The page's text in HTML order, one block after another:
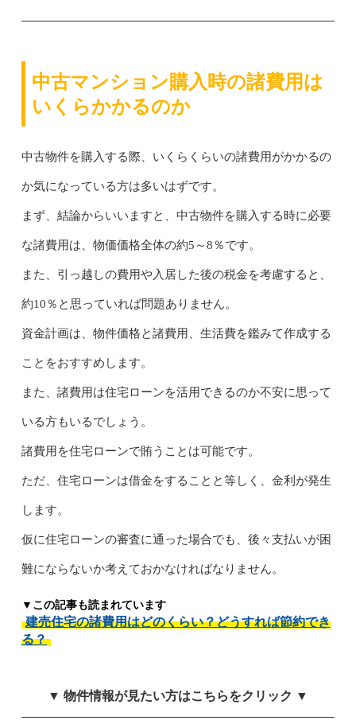
中古マンション購入時の諸費用は
いくらかかるのか
中古物件を購入する際、いくらくらいの諸費用がかかるの
か気になっている方は多いはずです。
まず、結論からいいますと、中古物件を購入する時に必要
な諸費用は、物価価格全体の約5～8％です。
また、引っ越しの費用や入居した後の税金を考慮すると、
約10％と思っていれば問題ありません。
資金計画は、物件価格と諸費用、生活費を鑑みて作成する
ことをおすすめします。
また、諸費用は住宅ローンを活用できるのか不安に思って
いる方もいるでしょう。
諸費用を住宅ローンで賄うことは可能です。
ただ、住宅ローンは借金をすることと等しく、金利が発生
します。
仮に住宅ローンの審査に通った場合でも、後々支払いが困
難にならないか考えておかなければなりません。
▼この記事も読まれています
建売住宅の諸費用はどのくらい？どうすれば節約でき
る？
▼ 物件情報が見たい方はこちらをクリック ▼